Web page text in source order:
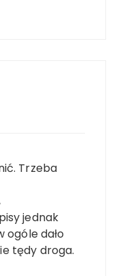
Trzeba
jednak
ogóle dało
tędy droga.